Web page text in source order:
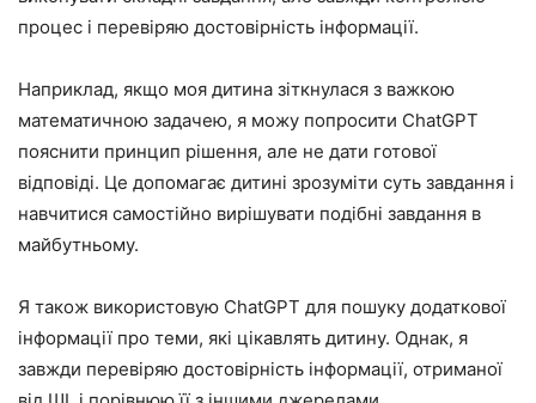
процес і перевіряю достовірність інформації.
Наприклад, якщо моя дитина зіткнулася з важкою
математичною задачею, я можу попросити ChatGPT
пояснити принцип рішення, але не дати готової
відповіді. Це допомагає дитині зрозуміти суть завдання і
навчитися самостійно вирішувати подібні завдання в
майбутньому.
Я також використовую ChatGPT для пошуку додаткової
інформації про теми, які цікавлять дитину. Однак, я
завжди перевіряю достовірність інформації, отриманої